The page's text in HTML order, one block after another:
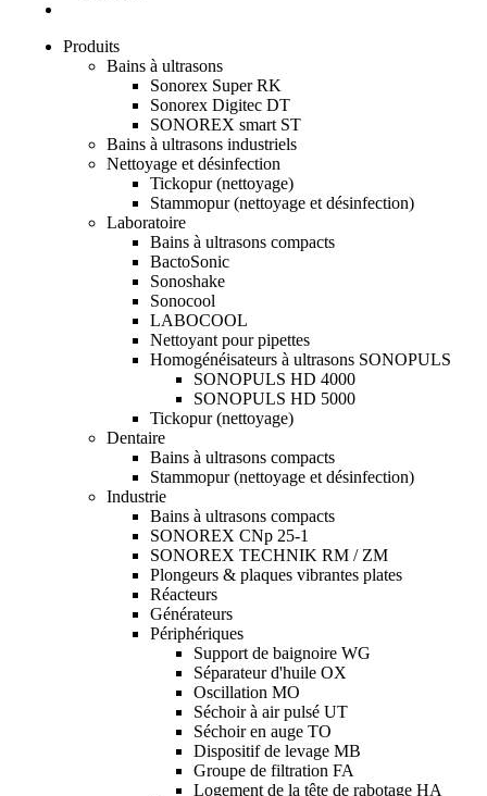
Produits
Bains à ultrasons
Sonorex Super RK
Sonorex Digitec DT
SONOREX smart ST
Bains à ultrasons industriels
Nettoyage et désinfection
Tickopur (nettoyage)
Stammopur (nettoyage et désinfection)
Laboratoire
Bains à ultrasons compacts
BactoSonic
Sonoshake
Sonocool
LABOCOOL
Nettoyant pour pipettes
Homogénéisateurs à ultrasons SONOPULS
SONOPULS HD 4000
SONOPULS HD 5000
Tickopur (nettoyage)
Dentaire
Bains à ultrasons compacts
Stammopur (nettoyage et désinfection)
Industrie
Bains à ultrasons compacts
SONOREX CNp 25-1
SONOREX TECHNIK RM / ZM
Plongeurs & plaques vibrantes plates
Réacteurs
Générateurs
Périphériques
Support de baignoire WG
Séparateur d'huile OX
Oscillation MO
Séchoir à air pulsé UT
Séchoir en auge TO
Dispositif de levage MB
Groupe de filtration FA
Logement de la tête de rabotage HA